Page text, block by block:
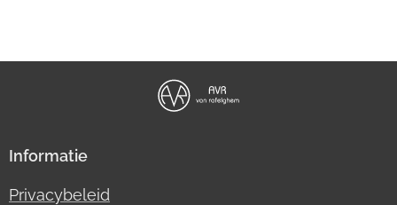
Informatie
Privacybeleid